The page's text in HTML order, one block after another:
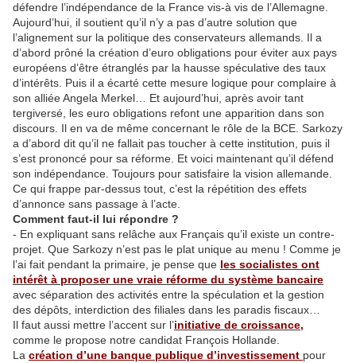
défendre l’indépendance de la France vis-à vis de l’Allemagne.
Aujourd’hui, il soutient qu’il n’y a pas d’autre solution que
l’alignement sur la politique des conservateurs allemands. Il a
d’abord prôné la création d’euro obligations pour éviter aux pays
européens d’être étranglés par la hausse spéculative des taux
d’intérêts. Puis il a écarté cette mesure logique pour complaire à
son alliée Angela Merkel… Et aujourd’hui, après avoir tant
tergiversé, les euro obligations refont une apparition dans son
discours. Il en va de même concernant le rôle de la BCE. Sarkozy
a d’abord dit qu’il ne fallait pas toucher à cette institution, puis il
s’est prononcé pour sa réforme. Et voici maintenant qu’il défend
son indépendance. Toujours pour satisfaire la vision allemande.
Ce qui frappe par-dessus tout, c’est la répétition des effets
d’annonce sans passage à l’acte.
Comment faut-il lui répondre ?
- En expliquant sans relâche aux Français qu’il existe un contre-
projet. Que Sarkozy n’est pas le plat unique au menu ! Comme je
l’ai fait pendant la primaire, je pense que les socialistes ont
intérêt à proposer une vraie réforme du système bancaire
avec séparation des activités entre la spéculation et la gestion
des dépôts, interdiction des filiales dans les paradis fiscaux…
Il faut aussi mettre l’accent sur l’initiative de croissance,
comme le propose notre candidat François Hollande.
La création d’une banque publique d’investissement pour